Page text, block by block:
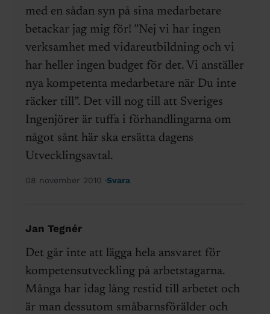
med en sådan syn på sina medarbetare
betackar jag mig för! ”Nej vi har ingen
verksamhet med vidareutbildning och vi
har heller ingen budget för det. Vi anställer
nya kompetenta medarbetare när Du inte
räcker till”. Det vill nog till att Sveriges
Ingenjörer är tuffa i förhandlingarna om
något sånt här ska ersätta dagens
Utvecklingsavtal.
08 november 2010 Svara
Jan Tegnér
Det går inte att lägga hela ansvaret för
kompetensutveckling på arbetstagarna.
Många har idag lång restid till arbetet och
är man dessutom småbarnsförälder och